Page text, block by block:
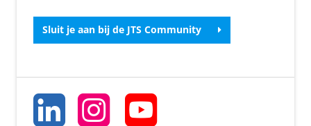
Sluit je aan bij de JTS Community